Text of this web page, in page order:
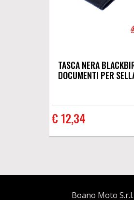
TASCA NERA
DOCUMENTI PER
€ 12,34
Boano Moto